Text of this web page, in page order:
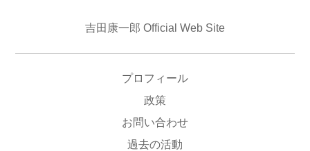
吉田康一郎 Official Web Site
プロフィール
政策
お問い合わせ
過去の活動